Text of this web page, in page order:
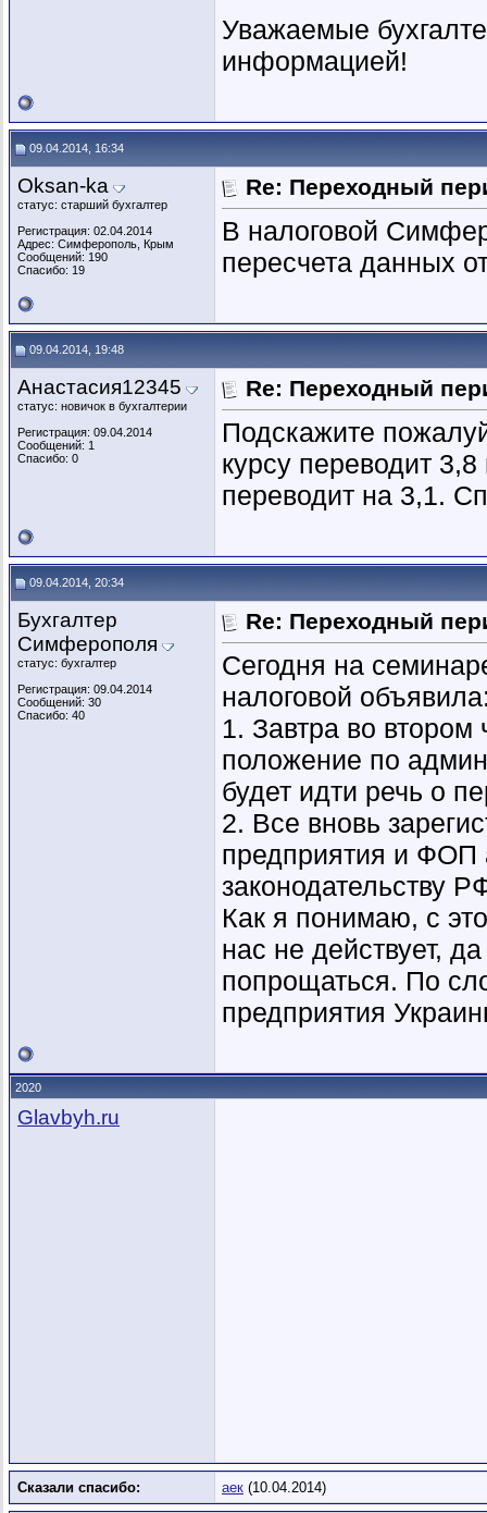
Уважаемые
информацией!
09.04.2014, 16:34
Oksan-ka
статус: старший бухгалтер
Регистрация: 02.04.2014
Адрес: Симферополь, Крым
Сообщений: 190
Спасибо: 19
Re: Переходный
В налоговой
пересчета данных
09.04.2014, 19:48
Анастасия12345
статус: новичок в бухгалтерии
Регистрация: 09.04.2014
Сообщений: 1
Спасибо: 0
Re: Переходный
Подскажите
курсу переводит
переводит на 3,1.
09.04.2014, 20:34
Бухгалтер
Симферополя
статус: бухгалтер
Регистрация: 09.04.2014
Сообщений: 30
Спасибо: 40
Re: Переходный
Сегодня на
налоговой
1. Завтра во
положение по
будет идти речь о
2. Все вновь
предприятия и ФОП
законодательству
Как я понимаю, с
нас не действует,
попрощаться. По
предприятия
2020
Glavbyh.ru
Сказали спасибо: аек (10.04.2014)